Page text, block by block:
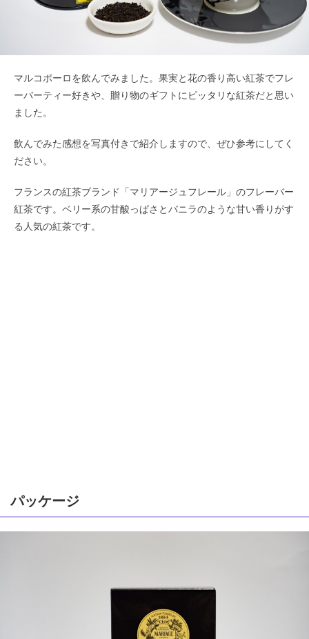
マルコポーロを飲んでみました。果実と花の香り高い紅茶でフレ
ーバーティー好きや、贈り物のギフトにピッタリな紅茶だと思い
ました。
飲んでみた感想を写真付きで紹介しますので、ぜひ参考にしてく
ださい。
フランスの紅茶ブランド「マリアージュフレール」のフレーバー
紅茶です。ベリー系の甘酸っぱさとバニラのような甘い香りがす
る人気の紅茶です。
パッケージ